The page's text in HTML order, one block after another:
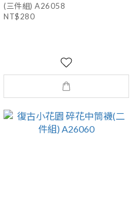
(三件組) A26058
NT$280